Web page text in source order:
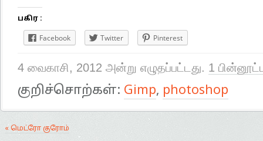
பகிர :
Facebook Twitter Pinterest
4 வைகாசி, 2012 அன்று எழுதப்பட்டது. 1
குறிச்சொற்கள்: Gimp, photoshop
« மெட்ரோ குரோம்